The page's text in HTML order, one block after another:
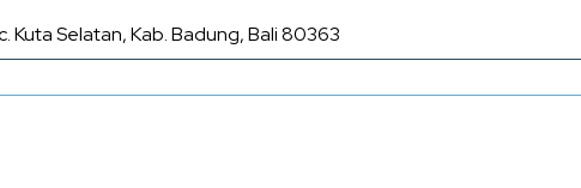
Kuta Selatan, Kab. Badung, Bali 80363